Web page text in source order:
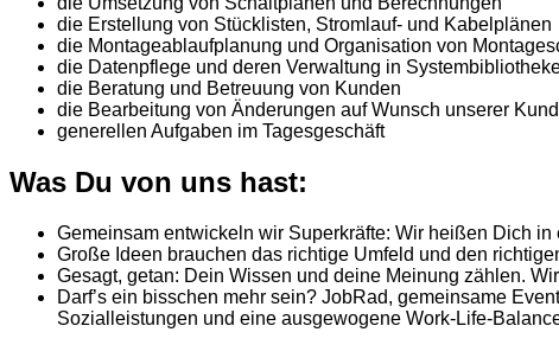
die Erstellung von Stücklisten, Stromlauf- und Kabelplänen
die Montageablaufplanung und Organisation von
die Datenpflege und deren Verwaltung in
die Beratung und Betreuung von Kunden
die Bearbeitung von Änderungen auf Wunsch unserer
generellen Aufgaben im Tagesgeschäft
Was Du von uns hast:
Gemeinsam entwickeln wir Superkräfte: Wir heißen Dich
Große Ideen brauchen das richtige Umfeld und den
Gesagt, getan: Dein Wissen und deine Meinung zählen.
Darf’s ein bisschen mehr sein? JobRad, gemeinsame
Sozialleistungen und eine ausgewogene Work-Life-